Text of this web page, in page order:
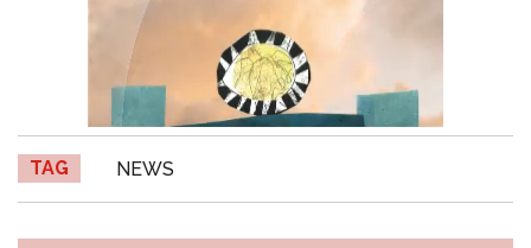
TAG NEWS